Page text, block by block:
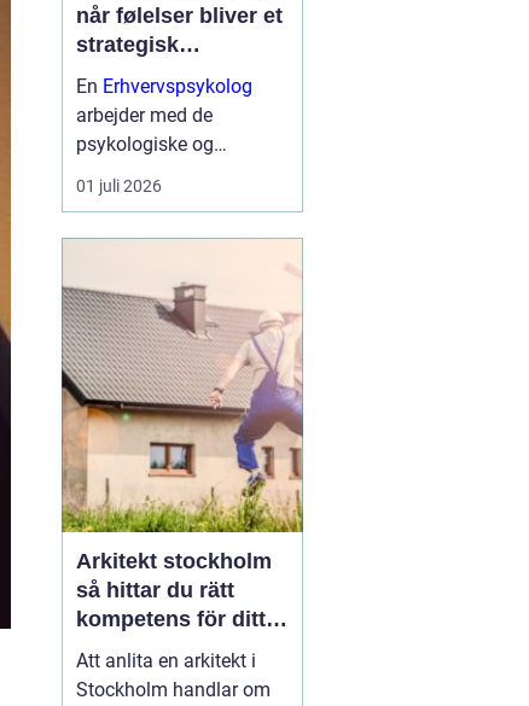
når følelser bliver et
strategisk
ledelsesværktøj
En Erhvervspsykolog
arbejder med de
psykologiske og
følelsesmæssige
dynamikker, der påvirker
er ikke terapi i klassisk
forstand, men at styrke
ledelse, samarb...
01 juli 2026
Arkitekt stockholm
så hittar du rätt
kompetens för ditt
projekt
Att anlita en arkitekt i
Stockholm handlar om